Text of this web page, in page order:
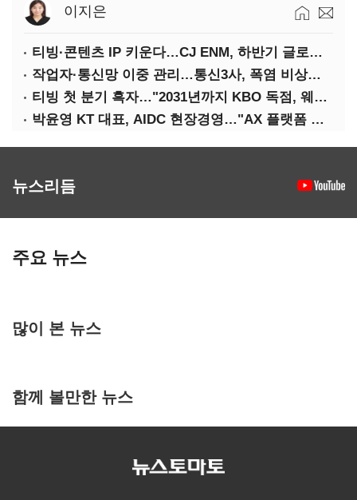
이지은
티빙·콘텐츠 IP 키운다…CJ ENM, 하반기 글로벌 확장 가속
작업자·통신망 이중 관리…통신3사, 폭염 비상대응 돌입
티빙 첫 분기 흑자…"2031년까지 KBO 독점, 웨이브 합병도 속도"
박윤영 KT 대표, AIDC 현장경영…"AX 플랫폼 핵심 인프라로 키운다"
뉴스리듬
주요 뉴스
많이 본 뉴스
함께 볼만한 뉴스